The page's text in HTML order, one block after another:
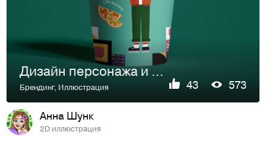
Дизайн персонажа и паттерна для кофейных стаканчиков
Брендинг, Иллюстрация 43 573
Анна Шунк
2D иллюстрация